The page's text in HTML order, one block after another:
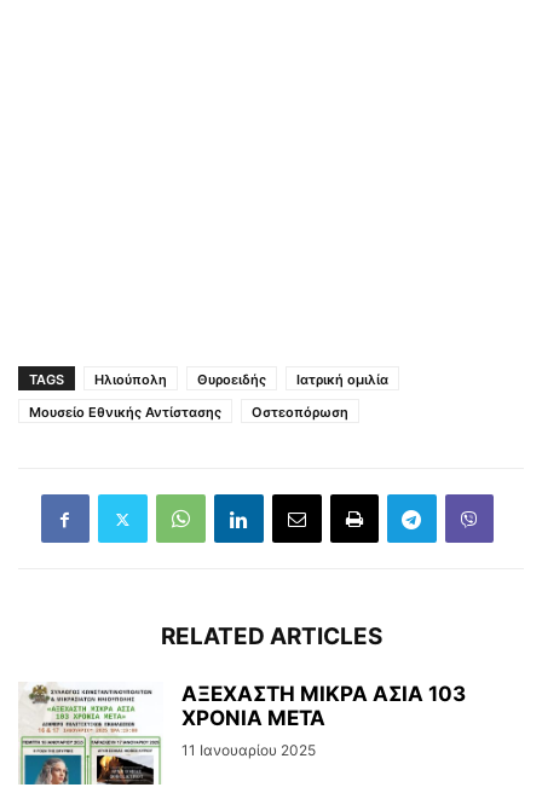
TAGS Ηλιούπολη Θυροειδής
Ιατρική ομιλία
Μουσείο Εθνικής Αντίστασης
Οστεοπόρωση
RELATED ARTICLES
ΑΞΕΧΑΣΤΗ ΜΙΚΡΑ ΑΣΙΑ 103
ΧΡΟΝΙΑ ΜΕΤΑ
11 Ιανουαρίου 2025